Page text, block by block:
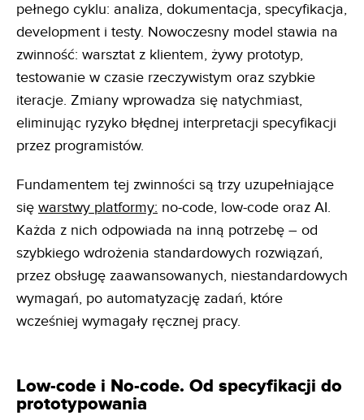
pełnego cyklu: analiza, dokumentacja, specyfikacja,
development i testy. Nowoczesny model stawia na
zwinność: warsztat z klientem, żywy prototyp,
testowanie w czasie rzeczywistym oraz szybkie
iteracje. Zmiany wprowadza się natychmiast,
eliminując ryzyko błędnej interpretacji specyfikacji
przez programistów.
Fundamentem tej zwinności są trzy uzupełniające
się warstwy platformy: no-code, low-code oraz AI.
Każda z nich odpowiada na inną potrzebę – od
szybkiego wdrożenia standardowych rozwiązań,
przez obsługę zaawansowanych, niestandardowych
wymagań, po automatyzację zadań, które
wcześniej wymagały ręcznej pracy.
Low-code i No-code. Od specyfikacji do
prototypowania